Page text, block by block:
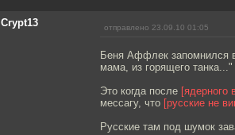
Crypt13 отправлено 23.09.10 01:05
Беня Аффлек запомнился
мама, из горящего танка..."
Это когда после [ядерного
мессагу, что [русские не
Русские там под шумок